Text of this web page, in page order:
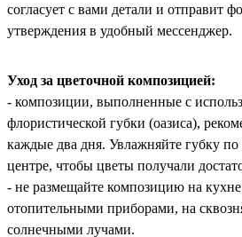
согласует с вами детали и отправит
утверждения в удобный мессенджер.
Уход за цветочной композицией:
- композиции, выполненные с
флористической губки (оазиса),
каждые два дня. Увлажняйте губку
центре, чтобы цветы получали
- не размещайте композицию на
отопительными приборами, на
солнечными лучами.